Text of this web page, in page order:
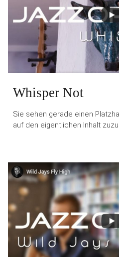
Whisper Not
Sie sehen gerade einen
auf den eigentlichen Inhalt